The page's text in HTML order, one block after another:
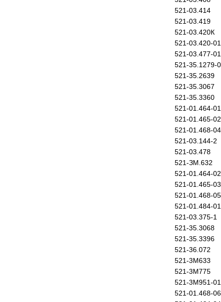
521-03.414
521-03.419
521-03.420К
521-03.420-01
521-03.477-01
521-35.1279-
521-35.2639
521-35.3067
521-35.3360
521-01.464-01
521-01.465-02
521-01.468-04
521-03.144-2
521-03.478
521-ЗМ.632
521-01.464-02
521-01.465-03
521-01.468-05
521-01.484-01
521-03.375-1
521-35.3068
521-35.3396
521-36.072
521-3М633
521-3М775
521-3М951-01
521-01.468-06